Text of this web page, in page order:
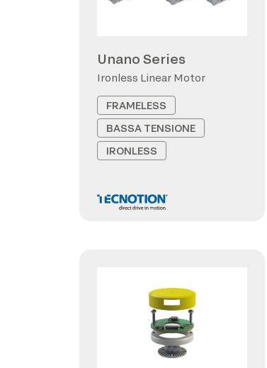
Unano Series
Ironless Linear Motor
FRAMELESS
BASSA TENSIONE
IRONLESS